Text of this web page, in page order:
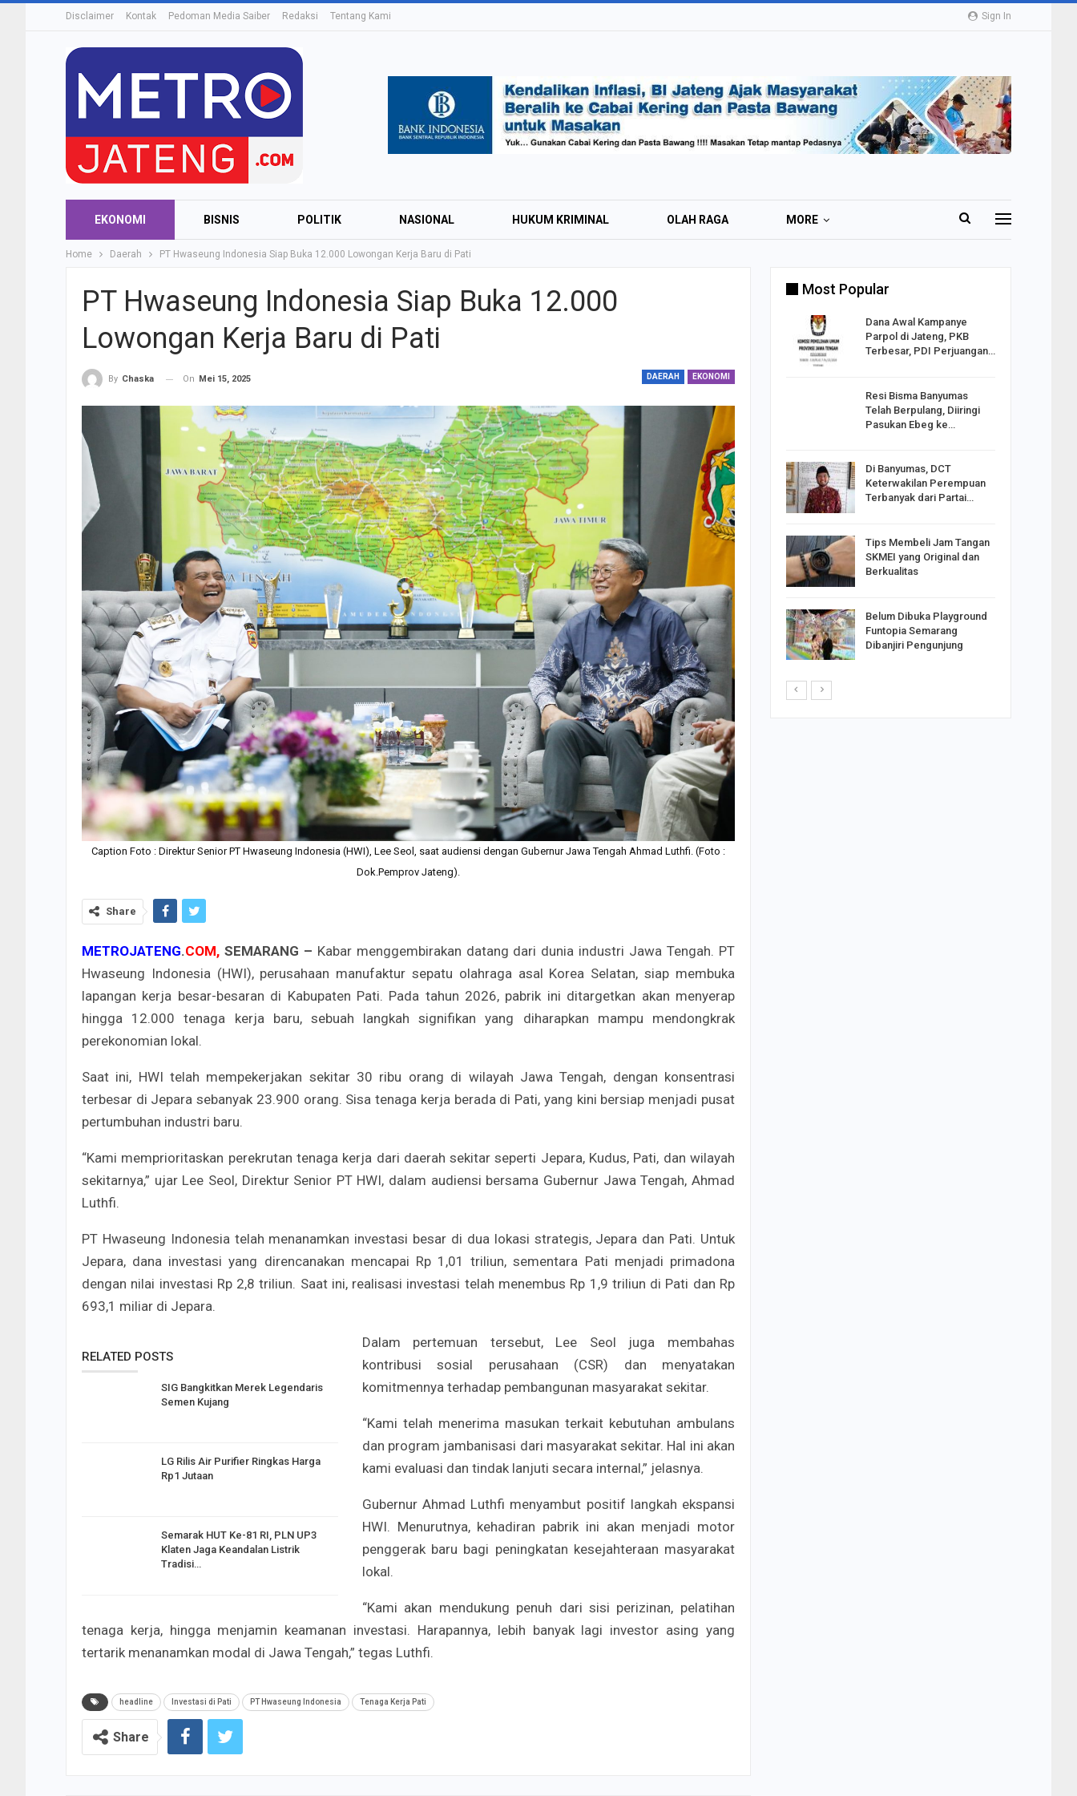
Sign In
Disclaimer Kontak Pedoman Media Saiber Redaksi Tentang Kami
EKONOMI BISNIS POLITIK NASIONAL HUKUM KRIMINAL OLAH RAGA MORE
Home Daerah PT Hwaseung Indonesia Siap Buka 12.000 Lowongan Kerja Baru di Pati
PT Hwaseung Indonesia Siap Buka 12.000
Lowongan Kerja Baru di Pati
DAERAH EKONOMI
By Chaska On Mei 15, 2025
Caption Foto : Direktur Senior PT Hwaseung Indonesia (HWI), Lee Seol, saat audiensi dengan Gubernur Jawa Tengah Ahmad Luthfi. (Foto :
Dok.Pemprov Jateng).
Share
METROJATENG.COM, SEMARANG – Kabar menggembirakan datang dari dunia industri Jawa Tengah. PT
Hwaseung Indonesia (HWI), perusahaan manufaktur sepatu olahraga asal Korea Selatan, siap membuka
lapangan kerja besar-besaran di Kabupaten Pati. Pada tahun 2026, pabrik ini ditargetkan akan menyerap
hingga 12.000 tenaga kerja baru, sebuah langkah signifikan yang diharapkan mampu mendongkrak
perekonomian lokal.
Saat ini, HWI telah mempekerjakan sekitar 30 ribu orang di wilayah Jawa Tengah, dengan konsentrasi
terbesar di Jepara sebanyak 23.900 orang. Sisa tenaga kerja berada di Pati, yang kini bersiap menjadi pusat
pertumbuhan industri baru.
“Kami memprioritaskan perekrutan tenaga kerja dari daerah sekitar seperti Jepara, Kudus, Pati, dan wilayah
sekitarnya,” ujar Lee Seol, Direktur Senior PT HWI, dalam audiensi bersama Gubernur Jawa Tengah, Ahmad
Luthfi.
PT Hwaseung Indonesia telah menanamkan investasi besar di dua lokasi strategis, Jepara dan Pati. Untuk
Jepara, dana investasi yang direncanakan mencapai Rp 1,01 triliun, sementara Pati menjadi primadona
dengan nilai investasi Rp 2,8 triliun. Saat ini, realisasi investasi telah menembus Rp 1,9 triliun di Pati dan Rp
693,1 miliar di Jepara.
RELATED POSTS
SIG Bangkitkan Merek Legendaris
Semen Kujang
LG Rilis Air Purifier Ringkas Harga
Rp1 Jutaan
Semarak HUT Ke-81 RI, PLN UP3
Klaten Jaga Keandalan Listrik
Tradisi…
Dalam pertemuan tersebut, Lee Seol juga membahas
kontribusi sosial perusahaan (CSR) dan menyatakan
komitmennya terhadap pembangunan masyarakat sekitar.
“Kami telah menerima masukan terkait kebutuhan ambulans
dan program jambanisasi dari masyarakat sekitar. Hal ini akan
kami evaluasi dan tindak lanjuti secara internal,” jelasnya.
Gubernur Ahmad Luthfi menyambut positif langkah ekspansi
HWI. Menurutnya, kehadiran pabrik ini akan menjadi motor
penggerak baru bagi peningkatan kesejahteraan masyarakat
lokal.
“Kami akan mendukung penuh dari sisi perizinan, pelatihan
tenaga kerja, hingga menjamin keamanan investasi. Harapannya, lebih banyak lagi investor asing yang
tertarik menanamkan modal di Jawa Tengah,” tegas Luthfi.
headline Investasi di Pati PT Hwaseung Indonesia Tenaga Kerja Pati
Share
Most Popular
RI Dapil Jateng VIII, PDIP
Peringatan UHC 2025,
Pemerintah–BPJS
Kesehatan Mantapkan
Penguatan…
Resmikan Pasar Johar
Semarang, Jokowi Minta
Dijaga Bersama
Dirut PLN Ungkap Langkah
Nyata Pencapaian Net
Zero Emission di…
Dana Awal Kampanye
Parpol di Jateng, PKB
Terbesar, PDI Perjuangan…
Resi Bisma Banyumas
Telah Berpulang, Diiringi
Pasukan Ebeg ke…
Di Banyumas, DCT
Keterwakilan Perempuan
Terbanyak dari Partai…
Tips Membeli Jam Tangan
SKMEI yang Original dan
Berkualitas
Belum Dibuka Playground
Funtopia Semarang
Dibanjiri Pengunjung